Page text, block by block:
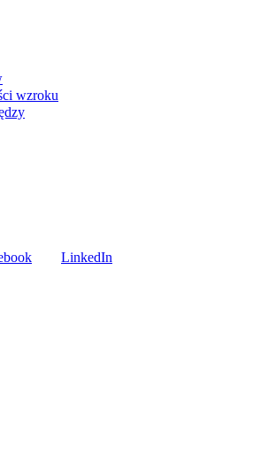
wzroku
LinkedIn